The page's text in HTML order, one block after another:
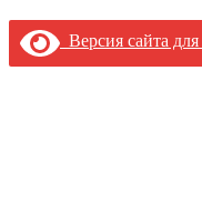
Версия сайта